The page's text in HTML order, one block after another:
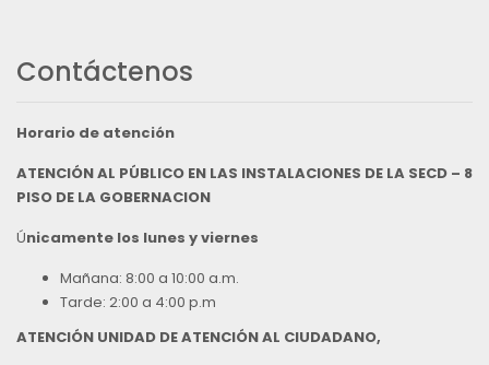
Contáctenos
Horario de atención
ATENCIÓN AL PÚBLICO EN LAS INSTALACIONES DE LA SECD – 8
PISO DE LA GOBERNACION
Únicamente los lunes y viernes
Mañana: 8:00 a 10:00 a.m.
Tarde: 2:00 a 4:00 p.m
ATENCIÓN UNIDAD DE ATENCIÓN AL CIUDADANO,